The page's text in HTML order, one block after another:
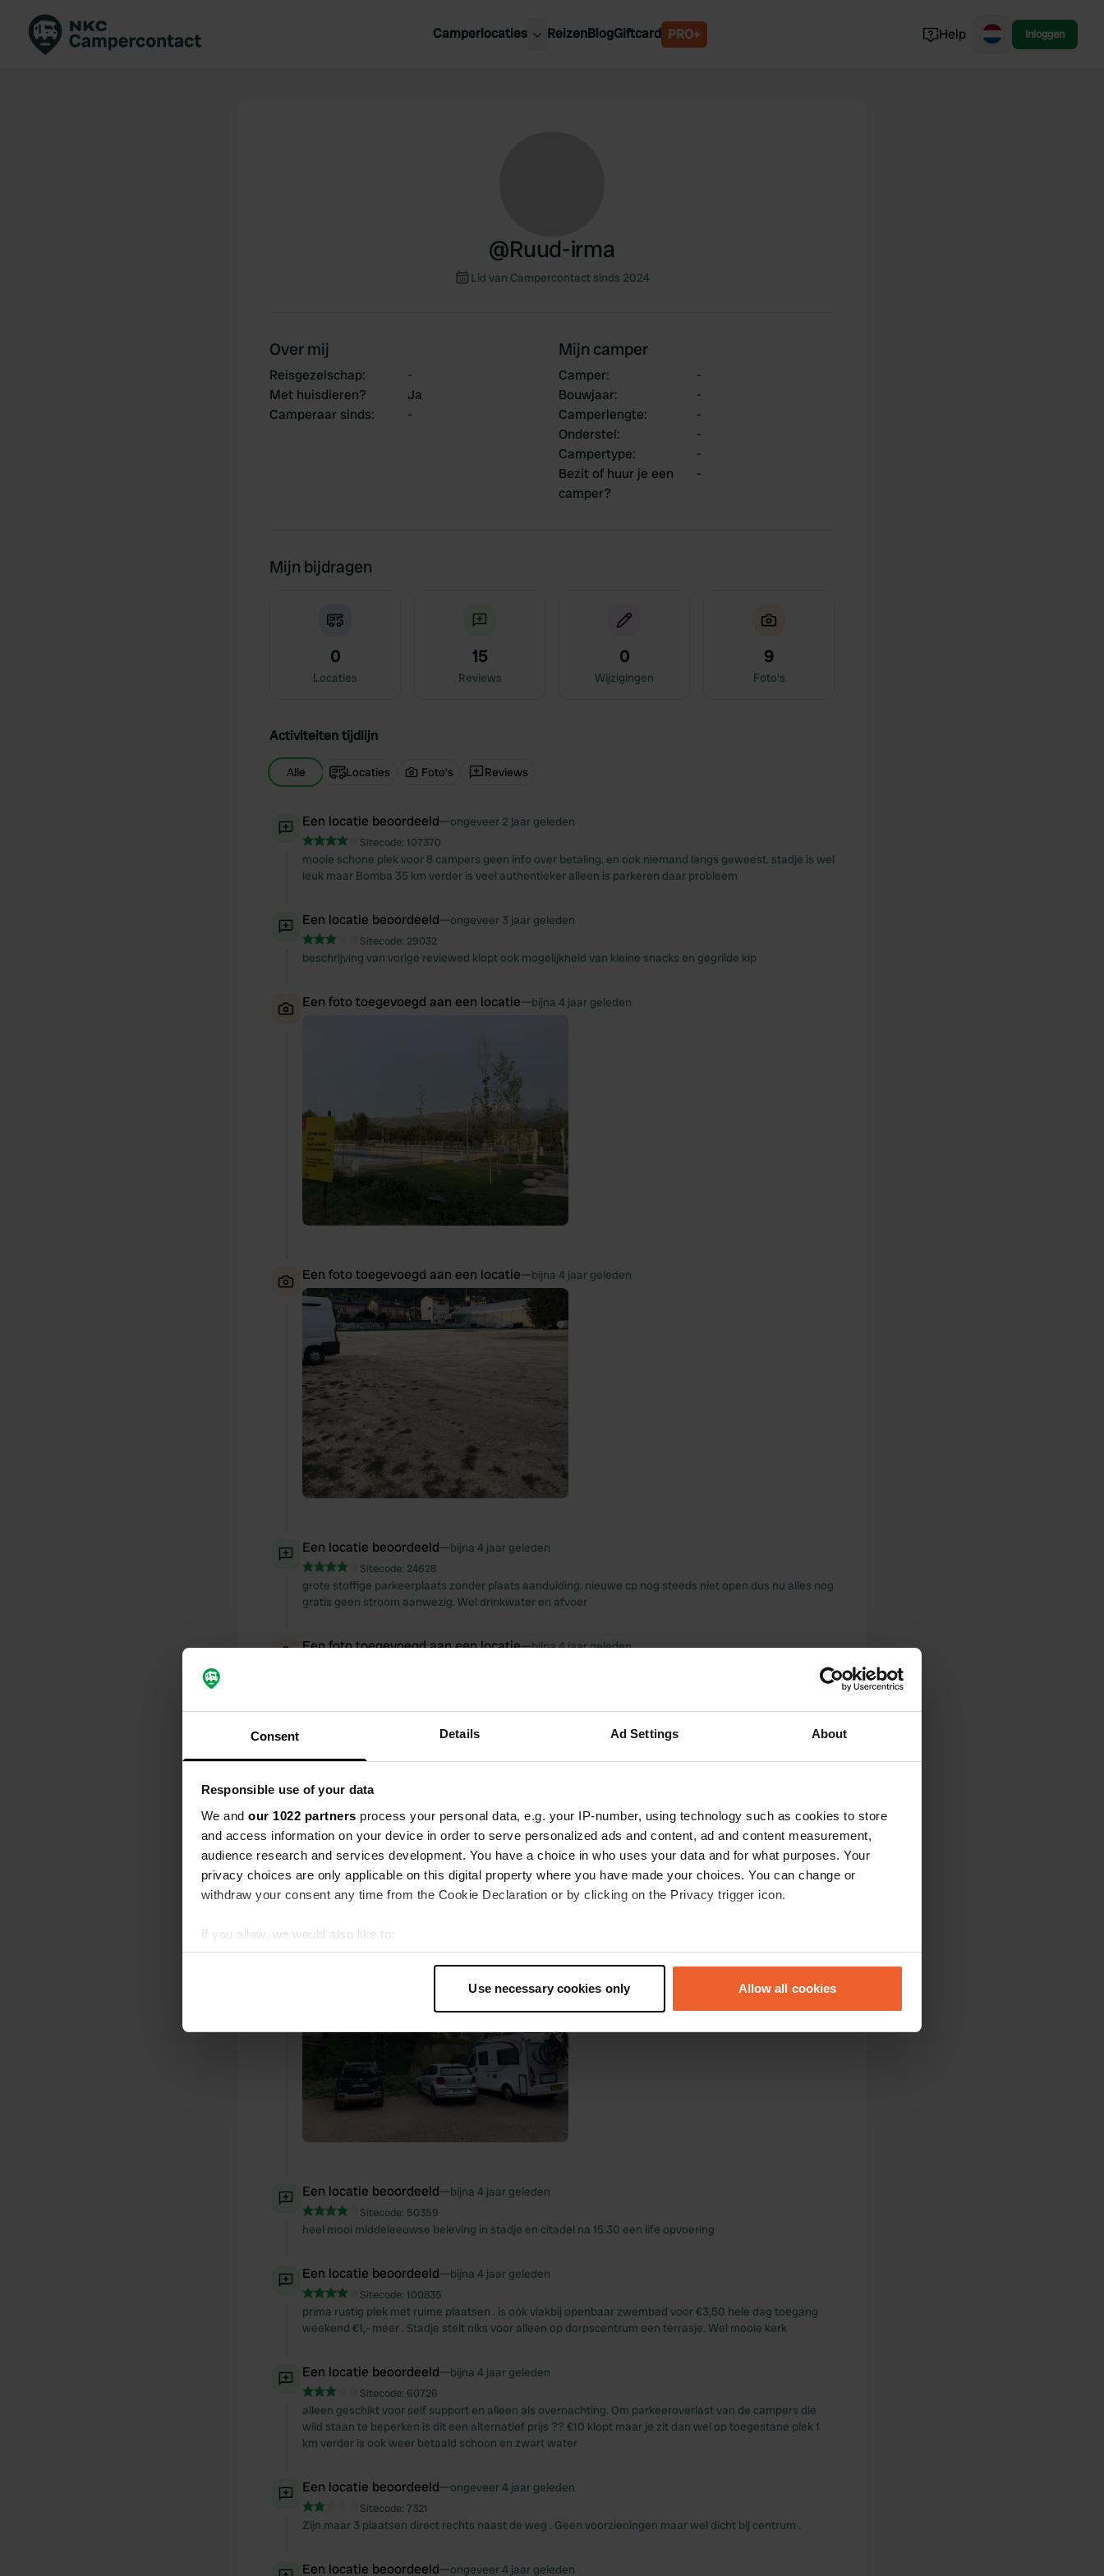
Consent Details Ad Settings About
Responsible use of your data
We and our 1022 partners process your personal data, e.g. your IP-number, using technology such as cookies to store
and access information on your device in order to serve personalized ads and content, ad and content measurement,
audience research and services development. You have a choice in who uses your data and for what purposes. Your
privacy choices are only applicable on this digital property where you have made your choices. You can change or
withdraw your consent any time from the Cookie Declaration or by clicking on the Privacy trigger icon.
If you allow, we would also like to:
Collect information about your geographical location which can be accurate to within several meters
Find out more about how your personal data is processed and set your preferences in the
We use cookies to personalise content and ads, to provide social media features and to analyse our traffic. We also share
information about your use of our site with our social media, advertising and analytics partners who may combine it with
other information that you’ve provided to them or that they’ve collected from your use of their services.
Use necessary cookies only Allow all cookies
Camperlocaties ReizenBlogGiftcard PRO+ Help Inloggen
@Ruud-irma
Lid van Campercontact sinds 2024
Over mij
Reisgezelschap:
-
Met huisdieren?
Ja
Camperaar sinds: -
Mijn camper
Camper:
-
Bouwjaar:
-
Camperlengte:
-
Onderstel:
-
Campertype:
-
Bezit of huur je een
camper?
-
Mijn bijdragen
0
Locaties
15
Reviews
0
Wijzigingen
9
Foto's
Activiteiten tijdlijn
Alle Locaties Foto's Reviews
Een locatie beoordeeld—ongeveer 2 jaar geleden
Sitecode: 107370
mooie schone plek voor 8 campers geen info over betaling. en ook niemand langs geweest. stadje is wel
leuk maar Bomba 35 km verder is veel authentieker alleen is parkeren daar probleem
Een locatie beoordeeld—ongeveer 3 jaar geleden
Sitecode: 29032
beschrijving van vorige reviewed klopt ook mogelijkheid van kleine snacks en gegrilde kip
Een foto toegevoegd aan een locatie—bijna 4 jaar geleden
Een foto toegevoegd aan een locatie—bijna 4 jaar geleden
Een locatie beoordeeld—bijna 4 jaar geleden
Sitecode: 24628
grote stoffige parkeerplaats zonder plaats aanduiding. nieuwe cp nog steeds niet open dus nu alles nog
gratis geen stroom aanwezig. Wel drinkwater en afvoer
Een foto toegevoegd aan een locatie—bijna 4 jaar geleden
Een locatie beoordeeld—bijna 4 jaar geleden
Sitecode: 50359
heel mooi middeleeuwse beleving in stadje en citadel na 15:30 een life opvoering
Een locatie beoordeeld—bijna 4 jaar geleden
Sitecode: 100835
prima rustig plek met ruime plaatsen . is ook vlakbij openbaar zwembad voor €3,50 hele dag toegang
weekend €1,- meer . Stadje stelt niks voor alleen op dorpscentrum een terrasje. Wel mooie kerk
Een locatie beoordeeld—bijna 4 jaar geleden
Sitecode: 60726
alleen geschikt voor self support en alleen als overnachting. Om parkeeroverlast van de campers die
wild staan te beperken is dit een alternatief prijs ?? €10 klopt maar je zit dan wel op toegestane plek 1
km verder is ook weer betaald schoon en zwart water
Een locatie beoordeeld—ongeveer 4 jaar geleden
Sitecode: 7321
Zijn maar 3 plaatsen direct rechts naast de weg . Geen voorzieningen maar wel dicht bij centrum .
Een locatie beoordeeld—ongeveer 4 jaar geleden